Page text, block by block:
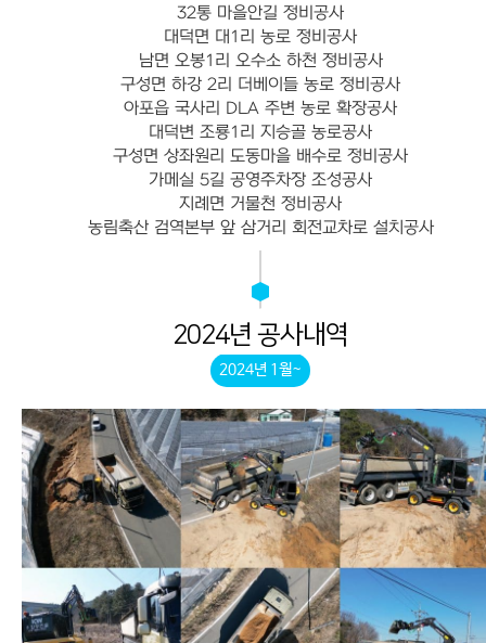
32통 마을안길 정비공사
대덕면 대1리 농로 정비공사
남면 오봉1리 오수소 하천 정비공사
구성면 하강 2리 더베이들 농로 정비공사
아포읍 국사리 DLA 주변 농로 확장공사
대덕변 조룡1리 지승골 농로공사
구성면 상좌원리 도동마을 배수로 정비공사
가메실 5길 공영주차장 조성공사
지례면 거물천 정비공사
농림축산 검역본부 앞 삼거리 회전교차로 설치공사
2024년 공사내역
2024년 1월~